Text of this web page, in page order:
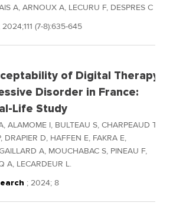
A, ARNOUX A, LECURU F, DESPRES C
2024;111 (7-8):635-645
of Digital Therapy
Disorder in France:
Life Study
ALAMOME I, BULTEAU S, CHARPEAUD T,
DRAPIER D, HAFFEN E, FAKRA E,
A, MOUCHABAC S, PINEAU F,
A, LECARDEUR L.
; 2024; 8